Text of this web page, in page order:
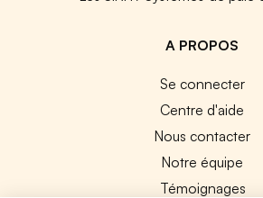
A PROPOS
Se connecter
Centre d'aide
Nous contacter
Notre équipe
Témoignages